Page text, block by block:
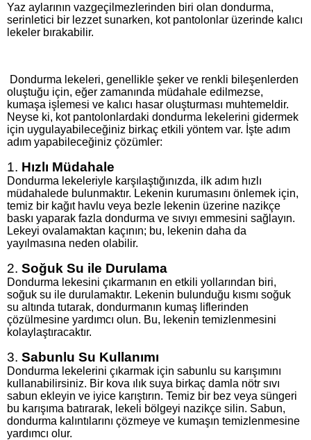
Yaz aylarının vazgeçilmezlerinden biri olan dondurma,
serinletici bir lezzet sunarken, kot pantolonlar üzerinde kalıcı
lekeler bırakabilir.
Dondurma lekeleri, genellikle şeker ve renkli bileşenlerden
oluştuğu için, eğer zamanında müdahale edilmezse,
kumaşa işlemesi ve kalıcı hasar oluşturması muhtemeldir.
Neyse ki, kot pantolonlardaki dondurma lekelerini gidermek
için uygulayabileceğiniz birkaç etkili yöntem var. İşte adım
adım yapabileceğiniz çözümler:
1. Hızlı Müdahale
Dondurma lekeleriyle karşılaştığınızda, ilk adım hızlı
müdahalede bulunmaktır. Lekenin kurumasını önlemek için,
temiz bir kağıt havlu veya bezle lekenin üzerine nazikçe
baskı yaparak fazla dondurma ve sıvıyı emmesini sağlayın.
Lekeyi ovalamaktan kaçının; bu, lekenin daha da
yayılmasına neden olabilir.
2. Soğuk Su ile Durulama
Dondurma lekesini çıkarmanın en etkili yollarından biri,
soğuk su ile durulamaktır. Lekenin bulunduğu kısmı soğuk
su altında tutarak, dondurmanın kumaş liflerinden
çözülmesine yardımcı olun. Bu, lekenin temizlenmesini
kolaylaştıracaktır.
3. Sabunlu Su Kullanımı
Dondurma lekelerini çıkarmak için sabunlu su karışımını
kullanabilirsiniz. Bir kova ılık suya birkaç damla nötr sıvı
sabun ekleyin ve iyice karıştırın. Temiz bir bez veya süngeri
bu karışıma batırarak, lekeli bölgeyi nazikçe silin. Sabun,
dondurma kalıntılarını çözmeye ve kumaşın temizlenmesine
yardımcı olur.